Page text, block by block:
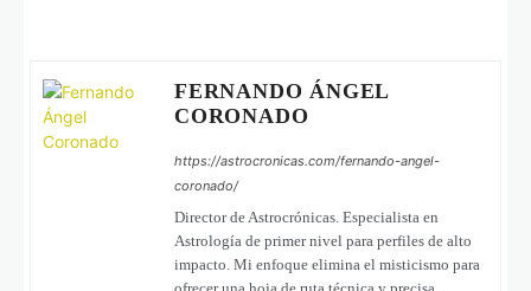
FERNANDO ÁNGEL
CORONADO
https://astrocronicas.com/fernando-angel-
coronado/
Director de Astrocrónicas. Especialista en
Astrología de primer nivel para perfiles de alto
impacto. Mi enfoque elimina el misticismo para